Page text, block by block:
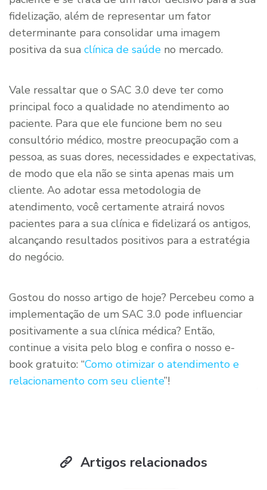
fidelização, além de representar um fator
determinante para consolidar uma imagem
positiva da sua clínica de saúde no mercado.
Vale ressaltar que o SAC 3.0 deve ter como
principal foco a qualidade no atendimento ao
paciente. Para que ele funcione bem no seu
consultório médico, mostre preocupação com a
pessoa, as suas dores, necessidades e expectativas,
de modo que ela não se sinta apenas mais um
cliente. Ao adotar essa metodologia de
atendimento, você certamente atrairá novos
pacientes para a sua clínica e fidelizará os antigos,
alcançando resultados positivos para a estratégia
do negócio.
Gostou do nosso artigo de hoje? Percebeu como a
implementação de um SAC 3.0 pode influenciar
positivamente a sua clínica médica? Então,
continue a visita pelo blog e confira o nosso e-
book gratuito: “Como otimizar o atendimento e
relacionamento com seu cliente”!
Artigos relacionados